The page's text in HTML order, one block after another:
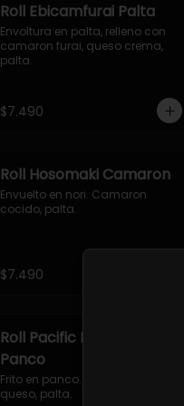
Roll Ebicamfurai Palta
Envoltura en palta, relleno con
camaron furai, queso crema,
palta.
$7.490
Roll Hosomaki Camaron
Envuelto en nori. Camaron
cocido, palta.
$7.490
Roll Pacific Furai en
Panco
Frito en panco. Camaron furai,
queso, palta.